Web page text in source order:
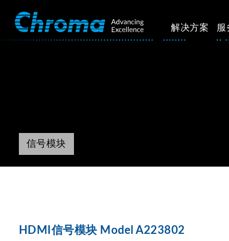
解决方案 服
信号模块
HDMI信号模块 Model A223802